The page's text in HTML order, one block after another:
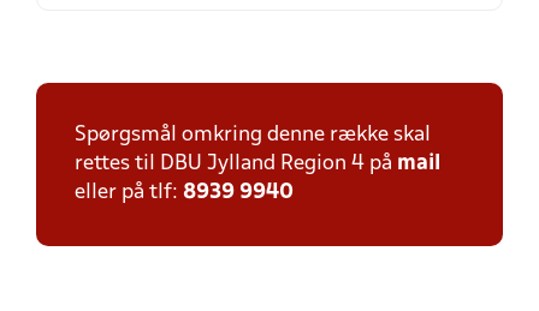
Spørgsmål omkring denne række skal
rettes til DBU Jylland Region 4 på mail
eller på tlf: 8939 9940